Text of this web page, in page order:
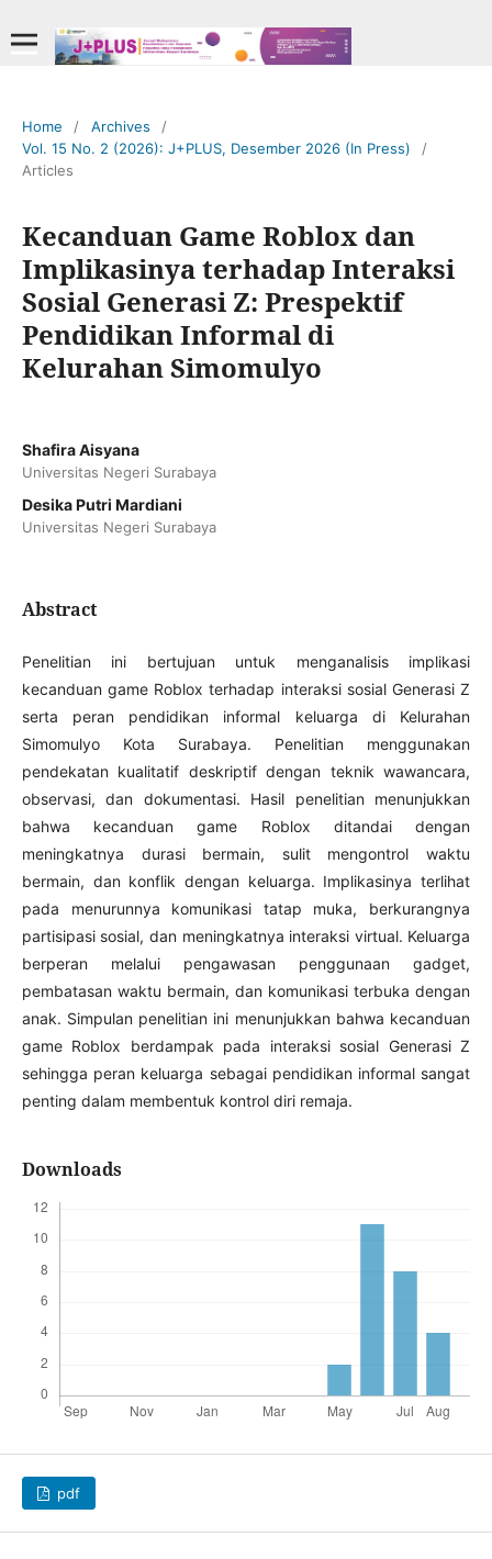
Home / Archives
/
Vol. 15 No. 2 (2026): J+PLUS, Desember 2026 (In Press)
/
Articles
Kecanduan Game Roblox dan
Implikasinya terhadap Interaksi
Sosial Generasi Z: Prespektif
Pendidikan Informal di
Kelurahan Simomulyo
Shafira Aisyana
Universitas Negeri Surabaya
Desika Putri Mardiani
Universitas Negeri Surabaya
Abstract
Penelitian ini bertujuan untuk menganalisis implikasi
kecanduan game Roblox terhadap interaksi sosial Generasi Z
serta peran pendidikan informal keluarga di Kelurahan
Simomulyo Kota Surabaya. Penelitian menggunakan
pendekatan kualitatif deskriptif dengan teknik wawancara,
observasi, dan dokumentasi. Hasil penelitian menunjukkan
bahwa kecanduan game Roblox ditandai dengan
meningkatnya durasi bermain, sulit mengontrol waktu
bermain, dan konflik dengan keluarga. Implikasinya terlihat
pada menurunnya komunikasi tatap muka, berkurangnya
partisipasi sosial, dan meningkatnya interaksi virtual. Keluarga
berperan melalui pengawasan penggunaan gadget,
pembatasan waktu bermain, dan komunikasi terbuka dengan
anak. Simpulan penelitian ini menunjukkan bahwa kecanduan
game Roblox berdampak pada interaksi sosial Generasi Z
sehingga peran keluarga sebagai pendidikan informal sangat
penting dalam membentuk kontrol diri remaja.
Downloads
pdf